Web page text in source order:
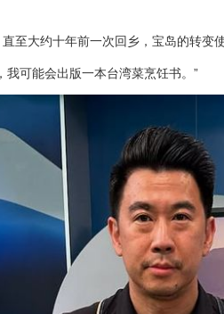
至大约十年前一次回乡，宝岛的转变
我可能会出版一本台湾菜烹饪书。”